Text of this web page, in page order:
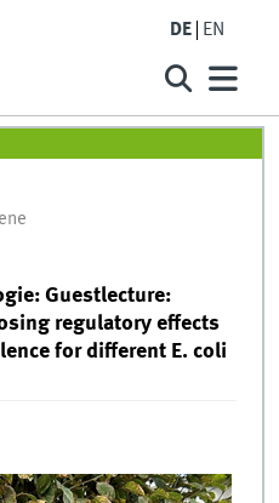
DE EN
Guestlecture:
regulatory effects
for different E. coli